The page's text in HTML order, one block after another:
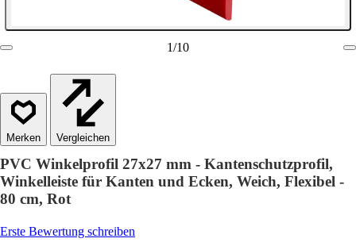
1/10
Vergleichen
PVC Winkelprofil 27x27 mm - Kantenschutzprofil,
Winkelleiste für Kanten und Ecken, Weich, Flexibel -
80 cm, Rot
Erste Bewertung schreiben